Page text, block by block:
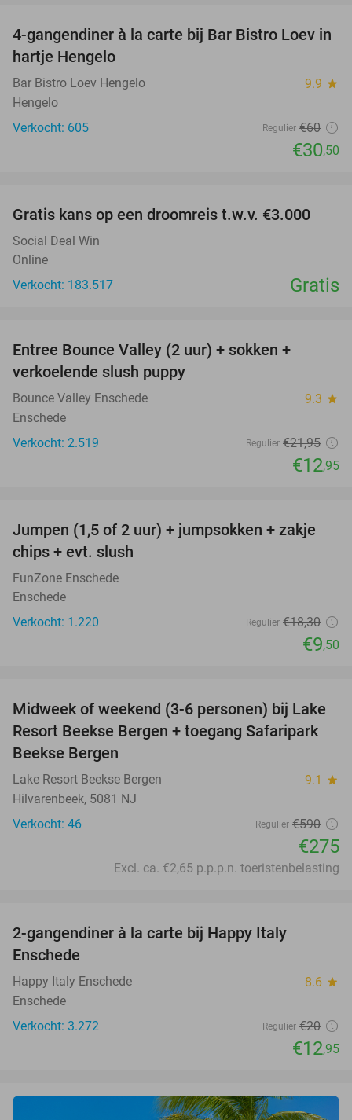
49%
4-gangendiner à la carte bij Bar Bistro Loev in
hartje Hengelo
Bar Bistro Loev Hengelo 9.9 star
Hengelo
Verkocht: 605
Regulier €60
€30,50
Gratis kans op een droomreis t.w.v. €3.000
Social Deal Win
Online
Verkocht: 183.517
Gratis
Entree Bounce Valley (2 uur) + sokken +
verkoelende slush puppy
Bounce Valley Enschede 9.3 star
Enschede
Verkocht: 2.519
Regulier €21,95
€12,95
48%
Jumpen (1,5 of 2 uur) + jumpsokken + zakje
chips + evt. slush
FunZone Enschede
Enschede
Verkocht: 1.220
Regulier €18,30
€9,50
53%
Midweek of weekend (3-6 personen) bij Lake
Resort Beekse Bergen + toegang Safaripark
Beekse Bergen
Lake Resort Beekse Bergen 9.1 star
Hilvarenbeek, 5081 NJ
Verkocht: 46
Regulier €590
€275
Excl. ca. €2,65 p.p.p.n. toeristenbelasting
2-gangendiner à la carte bij Happy Italy
Enschede
Happy Italy Enschede 8.6 star
Enschede
Verkocht: 3.272
Regulier €20
€12,95